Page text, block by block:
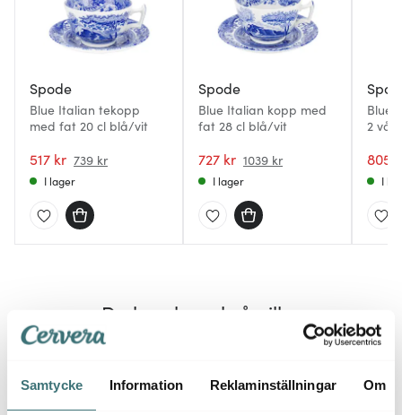
Samtycke Information Reklaminställningar Om
Spode
Blue Italian tekopp
med fat 20 cl blå/vit
517 kr 739 kr
I lager
Spode
Blue Italian kopp med
fat 28 cl blå/vit
727 kr 1039 kr
I lager
Blue
2
805
I
Du kanske också gillar
35% 30%